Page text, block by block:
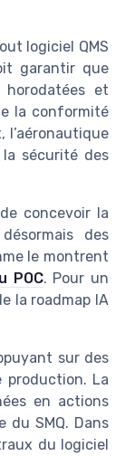
logiciel QMS
garantir que
et
la conformité
sécurité des
concevoir la
des
le montrent
POC. Pour un
la roadmap IA
sur des
production. La
en actions
du SMQ. Dans
du logiciel